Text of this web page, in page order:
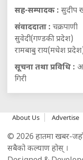
सह-सम्पादक : सुदीप
संवाददाता : चक्रपाणी
सुवेदी(गण्डकी प्रदेश)
रामबाबु राय(मधेश
सूचना तथा प्रविधि :
गिरी
About Us Advertise
© 2026 हातमा खबर-
सबैको कल्याण होस् ।